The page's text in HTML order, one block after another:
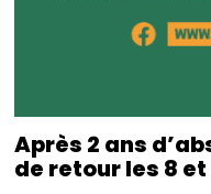
Après 2 ans
de retour les 8